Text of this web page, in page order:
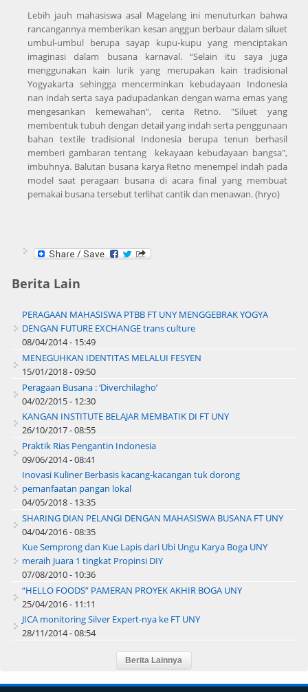
Lebih jauh mahasiswa asal Magelang ini menuturkan bahwa
rancangannya memberikan kesan anggun berbaur dalam siluet
umbul-umbul berupa sayap kupu-kupu yang menciptakan
imaginasi dalam busana karnaval. “Selain itu saya juga
menggunakan kain lurik yang merupakan kain tradisional
Yogyakarta sehingga mencerminkan kebudayaan Indonesia
nan indah serta saya padupadankan dengan warna emas yang
mengesankan kemewahan”, cerita Retno. "Siluet yang
membentuk tubuh dengan detail yang indah serta penggunaan
bahan textile tradisional Indonesia berupa tenun berhasil
memberi gambaran tentang kekayaan kebudayaan bangsa",
imbuhnya. Balutan busana karya Retno menempel indah pada
model saat peragaan busana di acara final yang membuat
pemakai busana tersebut terlihat cantik dan menawan. (hryo)
Berita Lain
PERAGAAN MAHASISWA PTBB FT UNY MENGGEBRAK YOGYA
DENGAN FUTURE EXCHANGE trans culture
08/04/2014 - 15:49
MENEGUHKAN IDENTITAS MELALUI FESYEN
15/01/2018 - 09:50
Peragaan Busana : ‘Diverchilagho’
04/02/2015 - 12:30
KANGAN INSTITUTE BELAJAR MEMBATIK DI FT UNY
26/10/2017 - 08:55
Praktik Rias Pengantin Indonesia
09/06/2014 - 08:41
Inovasi Kuliner Berbasis kacang-kacangan tuk dorong
pemanfaatan pangan lokal
04/05/2018 - 13:35
SHARING DIAN PELANGI DENGAN MAHASISWA BUSANA FT UNY
04/04/2016 - 08:35
Kue Semprong dan Kue Lapis dari Ubi Ungu Karya Boga UNY
meraih Juara 1 tingkat Propinsi DIY
07/08/2010 - 10:36
“HELLO FOODS” PAMERAN PROYEK AKHIR BOGA UNY
25/04/2016 - 11:11
JICA monitoring Silver Expert-nya ke FT UNY
28/11/2014 - 08:54